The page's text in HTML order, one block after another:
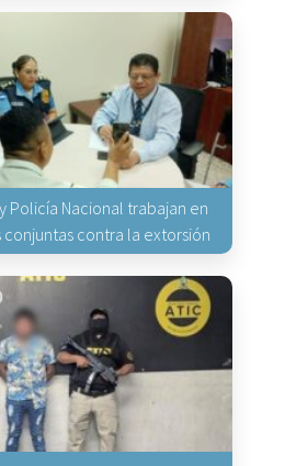
Policía Nacional trabajan en
contra la extorsión